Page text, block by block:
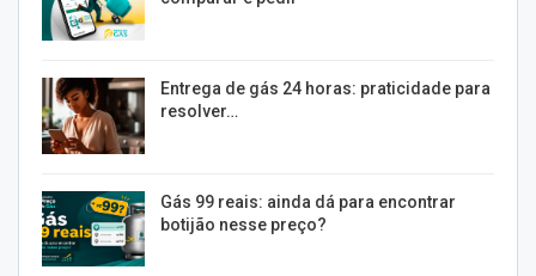
Entrega de gás 24 horas: praticidade para
resolver…
Gás 99 reais: ainda dá para encontrar
botijão nesse preço?